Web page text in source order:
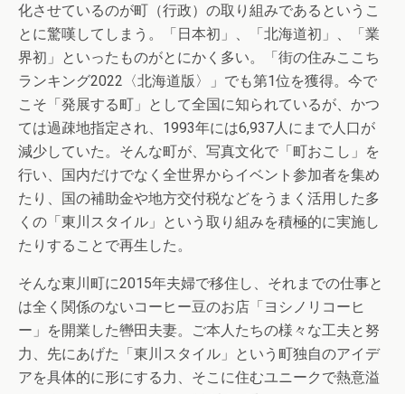
化させているのが町（行政）の取り組みであるというこ
とに驚嘆してしまう。「日本初」、「北海道初」、「業
界初」といったものがとにかく多い。「街の住みここち
ランキング2022〈北海道版〉」でも第1位を獲得。今で
こそ「発展する町」として全国に知られているが、かつ
ては過疎地指定され、1993年には6,937人にまで人口が
減少していた。そんな町が、写真文化で「町おこし」を
行い、国内だけでなく全世界からイベント参加者を集め
たり、国の補助金や地方交付税などをうまく活用した多
くの「東川スタイル」という取り組みを積極的に実施し
たりすることで再生した。
そんな東川町に2015年夫婦で移住し、それまでの仕事と
は全く関係のないコーヒー豆のお店「ヨシノリコーヒ
ー」を開業した轡田夫妻。ご本人たちの様々な工夫と努
力、先にあげた「東川スタイル」という町独自のアイデ
アを具体的に形にする力、そこに住むユニークで熱意溢